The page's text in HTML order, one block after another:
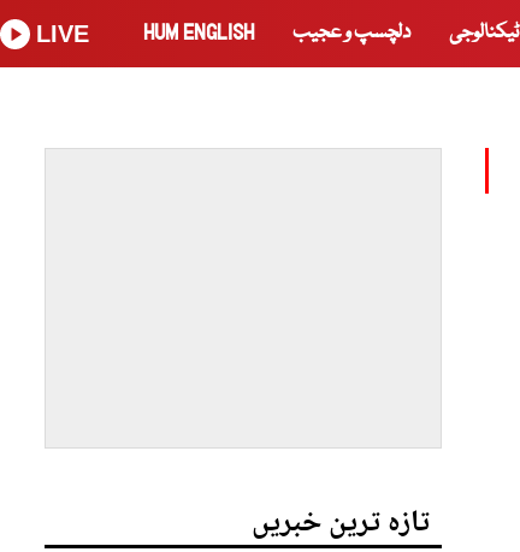
ٹیکنالوجی دلچسپ و عجیب HUM ENGLISH
LIVE
تازہ ترین خبریں